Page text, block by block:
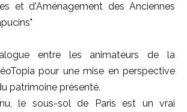
et d'Aménagement des Anciennes
entre les animateurs de la
pour une mise en perspective
patrimoine présenté.
le sous-sol de Paris est un vrai